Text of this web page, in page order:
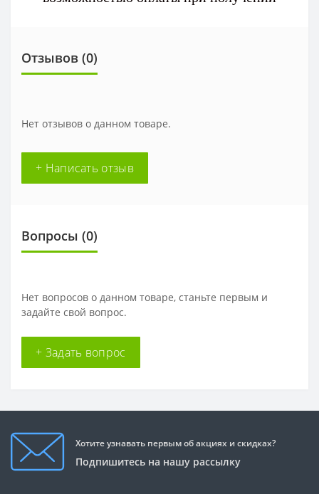
Отзывов (0)
Нет отзывов о данном товаре.
+ Написать отзыв
Вопросы (0)
Нет вопросов о данном товаре, станьте первым и
задайте свой вопрос.
+ Задать вопрос
Хотите узнавать первым об акциях и скидках?
Подпишитесь на нашу рассылку